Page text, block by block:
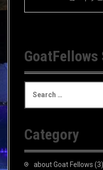
a
c
h
f
Category
about Goat Fellows (3)